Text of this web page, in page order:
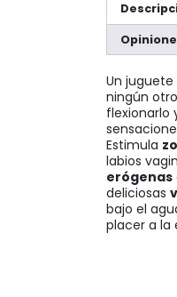
Un juguete
ningún
flexionarlo
Estimula
labios
erógenas
deliciosas
bajo el
placer a la